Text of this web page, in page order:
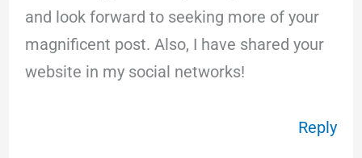
and look forward to seeking more of your
magnificent post. Also, I have shared your
website in my social networks!
Reply